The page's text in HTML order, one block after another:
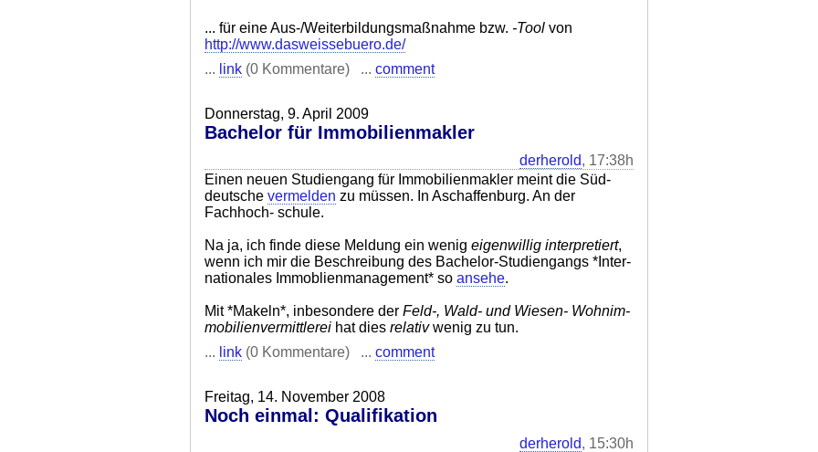
... für eine Aus-/Weiterbildungsmaßnahme bzw. -Tool von
http://www.dasweissebuero.de/
... link (0 Kommentare) ... comment
Donnerstag, 9. April 2009
Bachelor für Immobilienmakler
derherold, 17:38h
Einen neuen Studiengang für Immobilienmakler meint die Süd-
deutsche vermelden zu müssen. In Aschaffenburg. An der
Fachhoch- schule.
Na ja, ich finde diese Meldung ein wenig eigenwillig interpretiert,
wenn ich mir die Beschreibung des Bachelor-Studiengangs *Inter-
nationales Immoblienmanagement* so ansehe.
Mit *Makeln*, inbesondere der Feld-, Wald- und Wiesen- Wohnim-
mobilienvermittlerei hat dies relativwenig zu tun.
... link (0 Kommentare) ... comment
Freitag, 14. November 2008
Noch einmal: Qualifikation
derherold, 15:30h